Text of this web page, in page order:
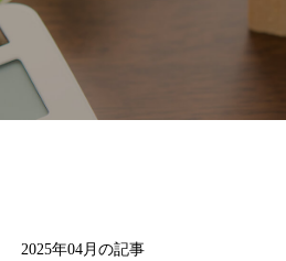
2025年04月の記事
a
i
i